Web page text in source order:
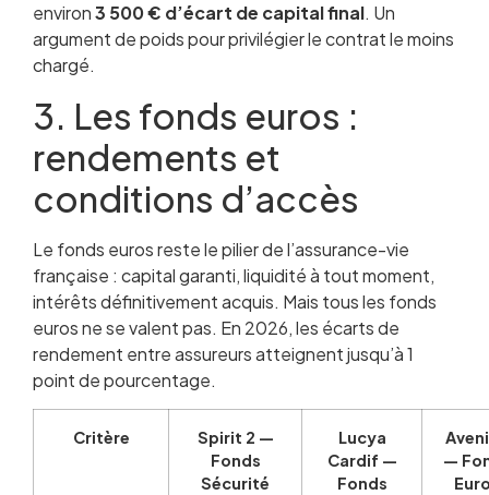
environ3 500 € d’écart de capital final. Un
argument de poids pour privilégier le contrat le moins
chargé.
3. Les fonds euros :
rendements et
conditions d’accès
Le fonds euros reste le pilier de l’assurance-vie
française : capital garanti, liquidité à tout moment,
intérêts définitivement acquis. Mais tous les fonds
euros ne se valent pas. En 2026, les écarts de
rendement entre assureurs atteignent jusqu’à 1
point de pourcentage.
Critère
Spirit 2 —
Fonds
Sécurité
Lucya
Cardif —
Fonds
—